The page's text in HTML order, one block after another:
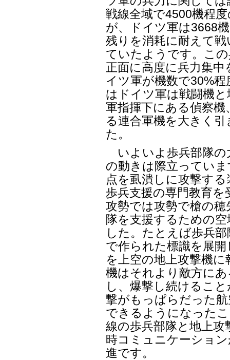
戦線全域で4500機程
が、ドイツ軍は3668
残りを消耗に耐えて
ていたようです。こ
正面に高度に兵力集
イツ軍が機数で30%
はドイツ軍は戦闘機
軍指揮下にある偵察
る連合軍機を大きく
た。
いよいよ歩兵部隊の
の動きは際立ってい
点を虱潰しに攻撃す
歩兵支援の専門教育
攻勢では攻勢で槍の
隊を支援するための
した。たとえば歩兵
で作られた標識を展
を上空の地上攻撃機
機はそれより敵方に
し、爆撃し続けるこ
撃がもっぱらだった
できるようになった
線の歩兵部隊と地上
時コミュニケーショ
進です。